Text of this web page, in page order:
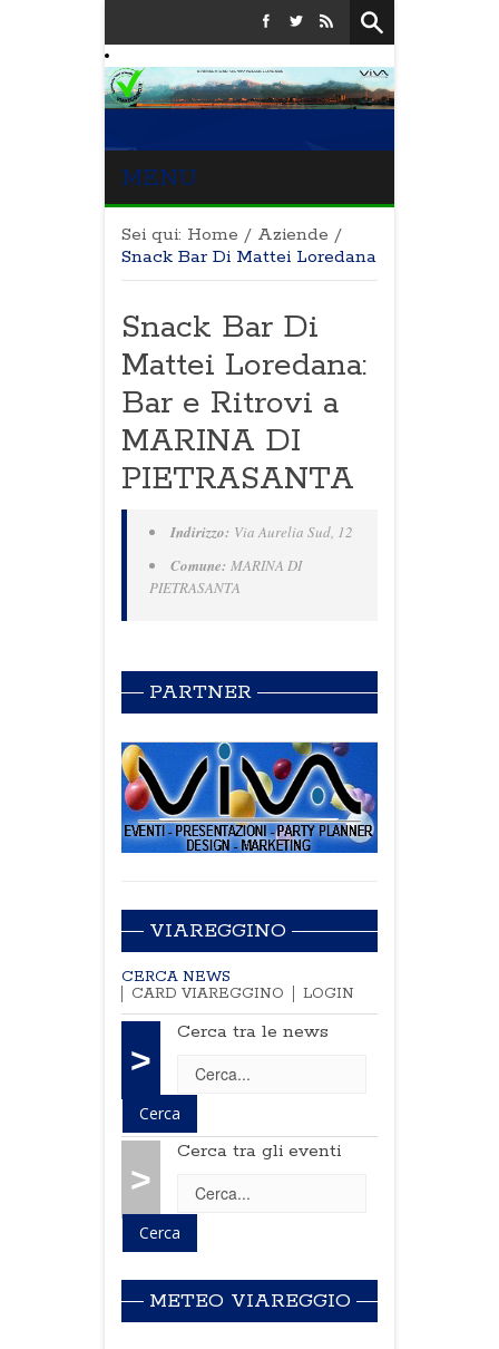
MENU
Sei qui: Home / Aziende /
Snack Bar Di Mattei Loredana
Snack Bar Di
Mattei Loredana:
Bar e Ritrovi a
MARINA DI
PIETRASANTA
Indirizzo: Via Aurelia Sud, 12
Comune: MARINA DI
PIETRASANTA
PARTNER
VIAREGGINO
CERCA NEWS
CARD VIAREGGINO
LOGIN
>
Cerca tra le news
>
Cerca tra gli eventi
METEO VIAREGGIO